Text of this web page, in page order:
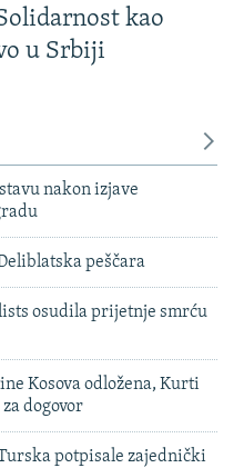
kao
u Srbiji
nakon izjave
peščara
osudila prijetnje smrću
Kosova odložena, Kurti
dogovor
potpisale zajednički